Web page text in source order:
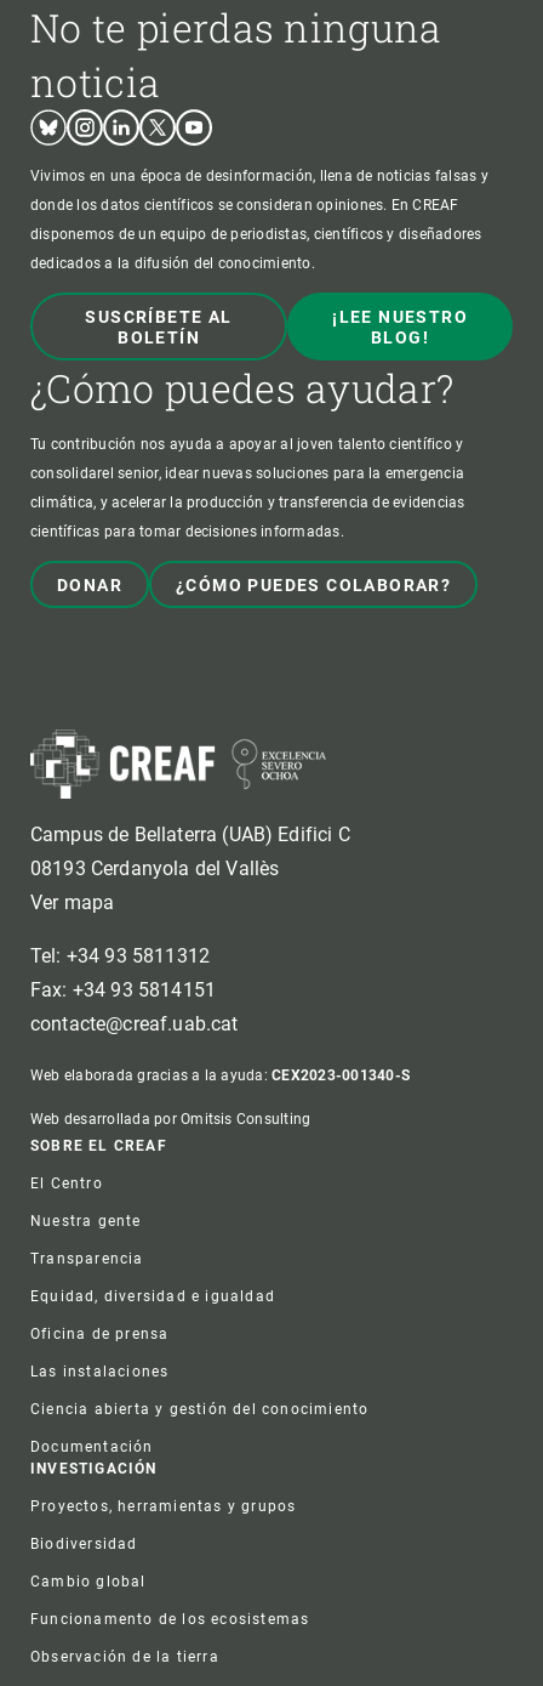
No te pierdas ninguna
noticia
BlueskyInstagram
LinkedinTwitterYoutube
Vivimos en una época de desinformación, llena de noticias falsas y
donde los datos científicos se consideran opiniones. En CREAF
disponemos de un equipo de periodistas, científicos y diseñadores
dedicados a la difusión del conocimiento.
SUSCRÍBETE AL
BOLETÍN
¡LEE NUESTRO
BLOG!
¿Cómo puedes ayudar?
Tu contribución nos ayuda a apoyar al joven talento científico y
consolidarel senior, idear nuevas soluciones para la emergencia
climática, y acelerar la producción y transferencia de evidencias
científicas para tomar decisiones informadas.
DONAR ¿CÓMO PUEDES COLABORAR?
Campus de Bellaterra (UAB) Edifici C
08193 Cerdanyola del Vallès
Ver mapa
Tel: +34 93 5811312
Fax: +34 93 5814151
contacte@creaf.uab.cat
Web elaborada gracias a la ayuda:CEX2023-001340-S
Web desarrollada por Omitsis Consulting
Footer
SOBRE EL CREAF
El Centro
Nuestra gente
Transparencia
Equidad, diversidad e igualdad
Oficina de prensa
Las instalaciones
Ciencia abierta y gestión del conocimiento
Documentación
INVESTIGACIÓN
Proyectos, herramientas y grupos
Biodiversidad
Cambio global
Funcionamento de los ecosistemas
Observación de la tierra